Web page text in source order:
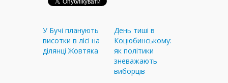
У Бучі планують
висотки в лісі на
ділянці Жовтяка
День тиші в
Коцюбинському:
як політики
зневажають
виборців